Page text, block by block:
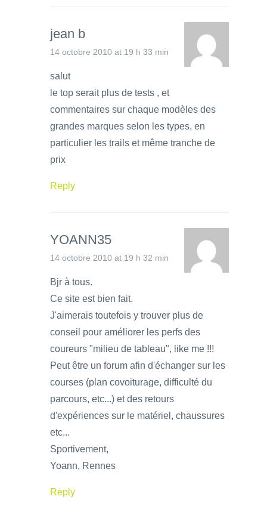
jean b
14 octobre 2010 at 19 h 33 min
salut
le top serait plus de tests , et
commentaires sur chaque modèles des
grandes marques selon les types, en
particulier les trails et même tranche de
prix
Reply
YOANN35
14 octobre 2010 at 19 h 32 min
Bjr à tous.
Ce site est bien fait.
J'aimerais toutefois y trouver plus de
conseil pour améliorer les perfs des
coureurs "milieu de tableau", like me !!!
Peut être un forum afin d'échanger sur les
courses (plan covoiturage, difficulté du
parcours, etc...) et des retours
d'expériences sur le matériel, chaussures
etc...
Sportivement,
Yoann, Rennes
Reply